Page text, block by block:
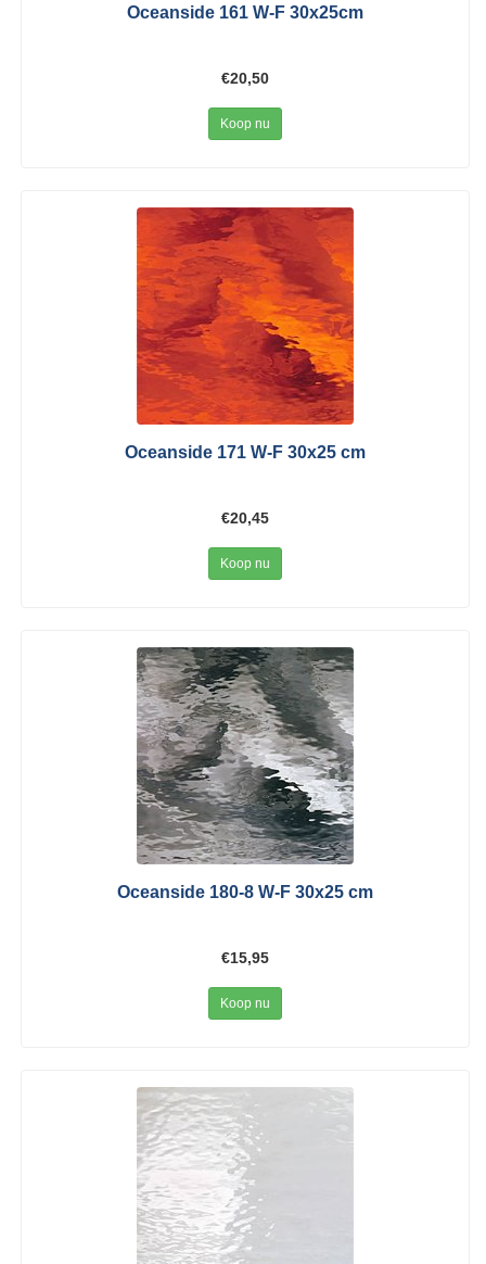
Oceanside 161 W-F 30x25cm
€20,50
Koop nu
Oceanside 171 W-F 30x25 cm
€20,45
Koop nu
Oceanside 180-8 W-F 30x25 cm
€15,95
Koop nu